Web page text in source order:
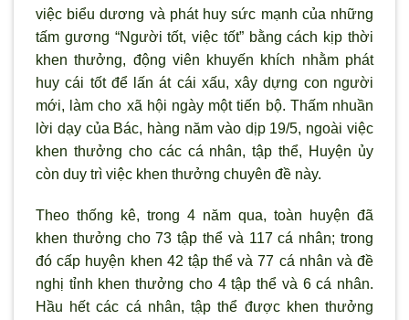
việc biểu dương và phát huy sức mạnh của những
tấm gương “Người tốt, việc tốt” bằng cách kịp thời
khen thưởng, động viên khuyến khích nhằm phát
huy cái tốt để lấn át cái xấu, xây dựng con người
mới, làm cho xã hội ngày một tiến bộ. Thấm nhuần
lời dạy của Bác, hàng năm vào dịp 19/5, ngoài việc
khen thưởng cho các cá nhân, tập thể, Huyện ủy
còn duy trì việc khen thưởng chuyên đề này.
Theo thống kê, trong 4 năm qua, toàn huyện đã
khen thưởng cho 73 tập thể và 117 cá nhân; trong
đó cấp huyện khen 42 tập thể và 77 cá nhân và đề
nghị tỉnh khen thưởng cho 4 tập thể và 6 cá nhân.
Hầu hết các cá nhân, tập thể được khen thưởng